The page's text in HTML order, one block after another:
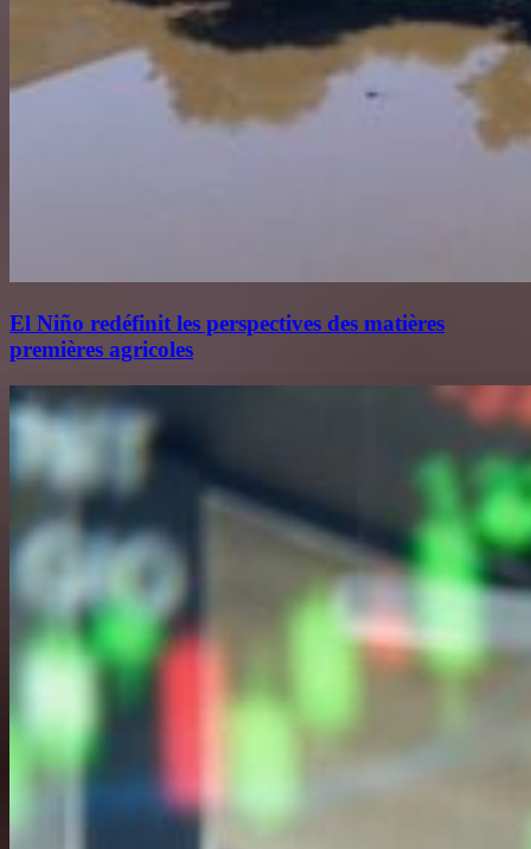
El Niño redéfinit les perspectives des matières
premières agricoles